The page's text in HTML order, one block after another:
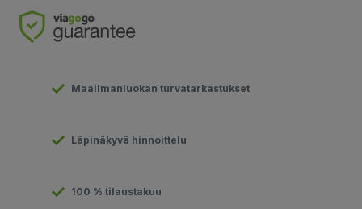
Maailmanluokan turvatarkastukset
Läpinäkyvä hinnoittelu
100 % tilaustakuu